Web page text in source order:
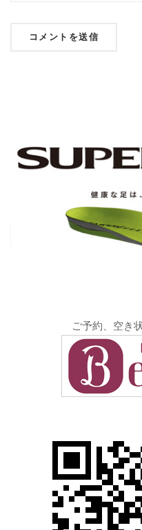
ご予約、空き